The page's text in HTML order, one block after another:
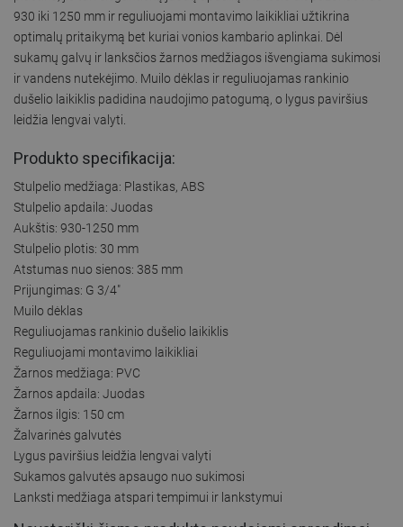
930 iki 1250 mm ir reguliuojami montavimo laikikliai užtikrina
optimalų pritaikymą bet kuriai vonios kambario aplinkai. Dėl
sukamų galvų ir lanksčios žarnos medžiagos išvengiama sukimosi
ir vandens nutekėjimo. Muilo dėklas ir reguliuojamas rankinio
dušelio laikiklis padidina naudojimo patogumą, o lygus paviršius
leidžia lengvai valyti.
Produkto specifikacija:
Stulpelio medžiaga: Plastikas, ABS
Stulpelio apdaila: Juodas
Aukštis: 930-1250 mm
Stulpelio plotis: 30 mm
Atstumas nuo sienos: 385 mm
Prijungimas: G 3/4"
Muilo dėklas
Reguliuojamas rankinio dušelio laikiklis
Reguliuojami montavimo laikikliai
Žarnos medžiaga: PVC
Žarnos apdaila: Juodas
Žarnos ilgis: 150 cm
Žalvarinės galvutės
Lygus paviršius leidžia lengvai valyti
Sukamos galvutės apsaugo nuo sukimosi
Lanksti medžiaga atspari tempimui ir lankstymui